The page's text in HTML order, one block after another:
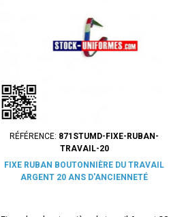
RÉFÉRENCE: 871STUMD-FIXE-RUBAN-
TRAVAIL-20
FIXE RUBAN BOUTONNIÈRE DU TRAVAIL
ARGENT 20 ANS D'ANCIENNETÉ